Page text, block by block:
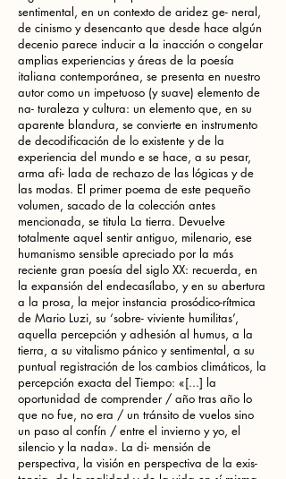
sentimental, en un contexto de aridez ge- neral,
de cinismo y desencanto que desde hace algún
decenio parece inducir a la inacción o congelar
amplias experiencias y áreas de la poesía
italiana contemporánea, se presenta en nuestro
autor como un impetuoso (y suave) elemento de
na- turaleza y cultura: un elemento que, en su
aparente blandura, se convierte en instrumento
de decodificación de lo existente y de la
experiencia del mundo e se hace, a su pesar,
arma afi- lada de rechazo de las lógicas y de
las modas. El primer poema de este pequeño
volumen, sacado de la colección antes
mencionada, se titula La tierra. Devuelve
totalmente aquel sentir antiguo, milenario, ese
humanismo sensible apreciado por la más
reciente gran poesía del siglo XX: recuerda, en
la expansión del endecasílabo, y en su abertura
a la prosa, la mejor instancia prosódico-rítmica
de Mario Luzi, su ‘sobre- viviente humilitas’,
aquella percepción y adhesión al humus, a la
tierra, a su vitalismo pánico y sentimental, a su
puntual registración de los cambios climáticos, la
percepción exacta del Tiempo: «[...] la
oportunidad de comprender / año tras año lo
que no fue, no era / un tránsito de vuelos sino
un paso al confín / entre el invierno y yo, el
silencio y la nada». La di- mensión de
perspectiva, la visión en perspectiva de la exis-